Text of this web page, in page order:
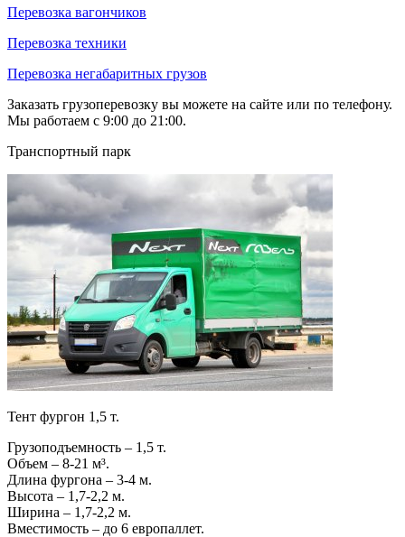
Перевозка вагончиков
Перевозка техники
Перевозка негабаритных грузов
Заказать грузоперевозку вы можете на сайте или по телефону.
Мы работаем с 9:00 до 21:00.
Транспортный парк
Тент фургон 1,5 т.
Грузоподъемность – 1,5 т.
Объем – 8-21 м³.
Длина фургона – 3-4 м.
Высота – 1,7-2,2 м.
Ширина – 1,7-2,2 м.
Вместимость – до 6 европаллет.